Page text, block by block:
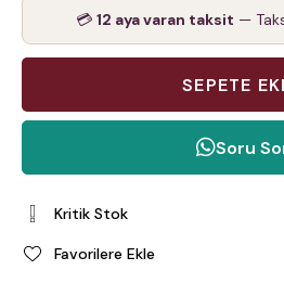
💳 12 aya varan taksit —
Soru
Kritik Stok
Favorilere Ekle